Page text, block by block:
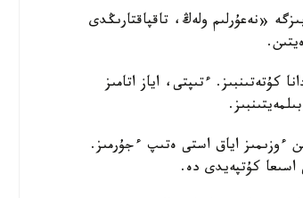
«نەعۇرلىم ولەڭ، تاقپاقتارىڭدى
كۇتەتىنبىز. ءتىپتى، اياز اتامىز
ءوزىمىز اياق استى ەتىپ ءجۇرمىز.
اسىعا كۇتپەيدى دە.